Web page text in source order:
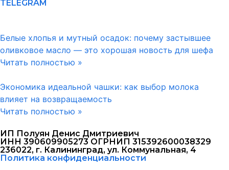
TELEGRAM
Белые хлопья и мутный осадок: почему застывшее
оливковое масло — это хорошая новость для шефа
Читать полностью »
Экономика идеальной чашки: как выбор молока
влияет на возвращаемость
Читать полностью »
ИП Полуян Денис Дмитриевич
ИНН 390609905273 ОГРНИП 315392600038329
236022, г. Калининград, ул. Коммунальная, 4
Политика конфиденциальности